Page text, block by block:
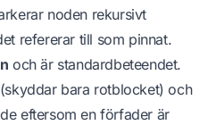
noden rekursivt
refererar till som pinnat.
och är standardbeteendet.
bara rotblocket) och
eftersom en förfader är